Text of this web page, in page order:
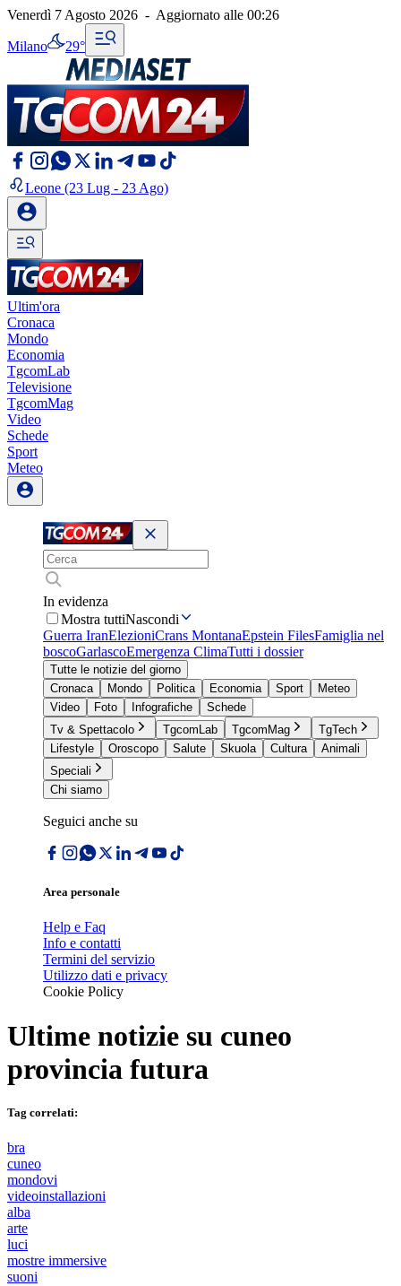
Venerdì 7 Agosto 2026 - Aggiornato alle 00:26
Milano 29°
Leone (23 Lug - 23 Ago)
Ultim'ora
Cronaca
Mondo
Economia
TgcomLab
Televisione
TgcomMag
Video
Schede
Sport
Meteo
In evidenza
Mostra tuttiNascondi
Guerra IranElezioniCrans MontanaEpstein FilesFamiglia nel
boscoGarlascoEmergenza ClimaTutti i dossier
Tutte le notizie del giorno
Cronaca
Mondo Politica Economia Sport
Meteo
Video
Foto Infografiche
Schede
Tv & Spettacolo
TgcomLab TgcomMag
TgTech
Lifestyle
Oroscopo Salute Skuola Cultura
Animali
Speciali
Chi siamo
Seguici anche su
Area personale
Help e Faq
Info e contatti
Termini del servizio
Utilizzo dati e privacy
Cookie Policy
Ultime notizie su cuneo
provincia futura
Tag correlati:
bra
cuneo
mondovi
videoinstallazioni
alba
arte
luci
mostre immersive
suoni